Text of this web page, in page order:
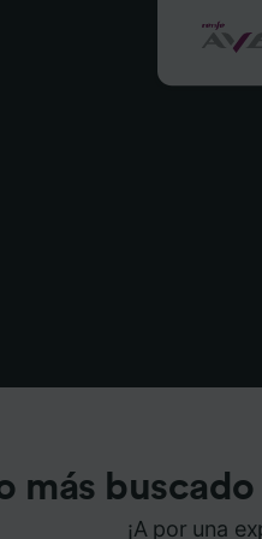
más
¡A por una